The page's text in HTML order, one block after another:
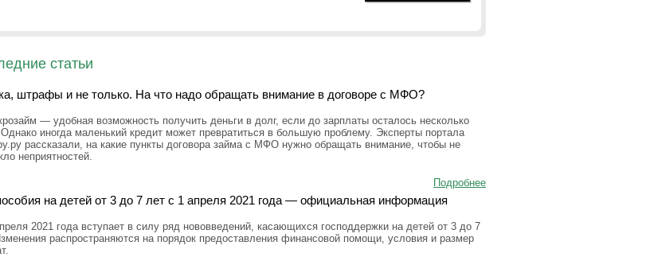
статьи
штрафы и не только. На что надо обращать внимание в договоре с МФО?
— удобная возможность получить деньги в долг, если до зарплаты осталось несколько
иногда маленький кредит может превратиться в большую проблему. Эксперты портала
рассказали, на какие пункты договора займа с МФО нужно обращать внимание, чтобы не
неприятностей.
Подробнее
на детей от 3 до 7 лет с 1 апреля 2021 года — официальная информация
2021 года вступает в силу ряд нововведений, касающихся господдержки на детей от 3 до 7
распространяются на порядок предоставления финансовой помощи, условия и размер